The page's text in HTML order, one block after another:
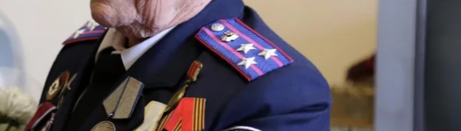
выполнении одной из задач она передала расположение немецкого
фронта, попала под обстрел. Ее нашли засыпанной землей в